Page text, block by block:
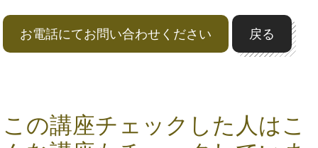
お電話にてお問い合わせください 戻る
この講座チェックした人はこ